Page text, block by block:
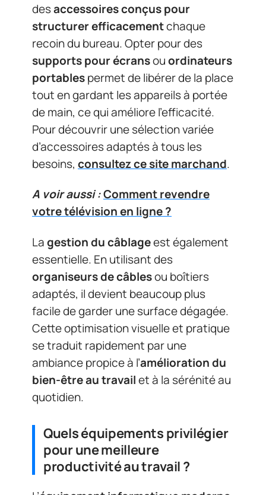
desaccessoires conçus pour
structurer efficacementchaque
recoin du bureau. Opter pour des
supports pour écransouordinateurs
portablespermet de libérer de la place
tout en gardant les appareils à portée
de main, ce qui améliore l’efficacité.
Pour découvrir une sélection variée
d’accessoires adaptés à tous les
besoins, consultez ce site marchand.
A voir aussi :Comment revendre
votre télévision en ligne ?
Lagestion du câblageest également
essentielle. En utilisant des
organiseurs de câblesou boîtiers
adaptés, il devient beaucoup plus
facile de garder une surface dégagée.
Cette optimisation visuelle et pratique
se traduit rapidement par une
ambiance propice à l’amélioration du
bien-être au travailet à la sérénité au
quotidien.
Quels équipements privilégier
pour une meilleure
productivité au travail ?